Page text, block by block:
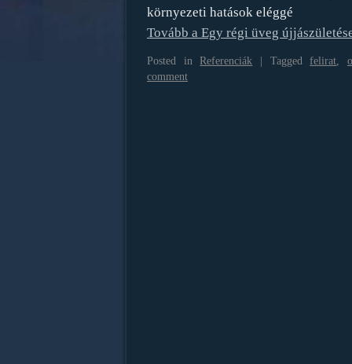
környezeti hatások eléggé
Tovább a Egy régi üveg
Posted in Referenciák | Tagged felirat ,
comment